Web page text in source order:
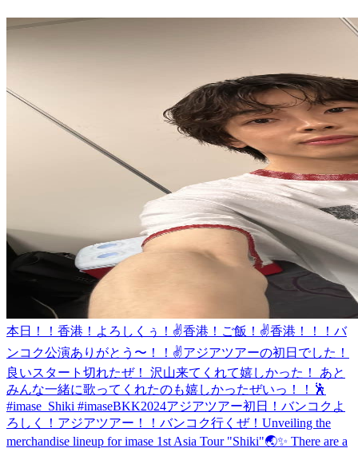
本日！！香港！よろしくぅ！✌️香港！ご飯！ ✌️香港！！！ バ
ンコク公演ありがとう〜！！✌️アジアツアーの初日でした！
良いスタート切れたぜ！ 沢山来てくれて嬉しかった！ あと
みんな一緒に歌ってくれたのも嬉しかったぜいっ！！🕺
#imase_Shiki #imaseBKK2024アジアツアー初日！バンコクよ
ろしく！ アジアツアー！！バンコク行くぜ！ Unveiling the
merchandise lineup for imase 1st Asia Tour "Shiki"🌏✨ There are a